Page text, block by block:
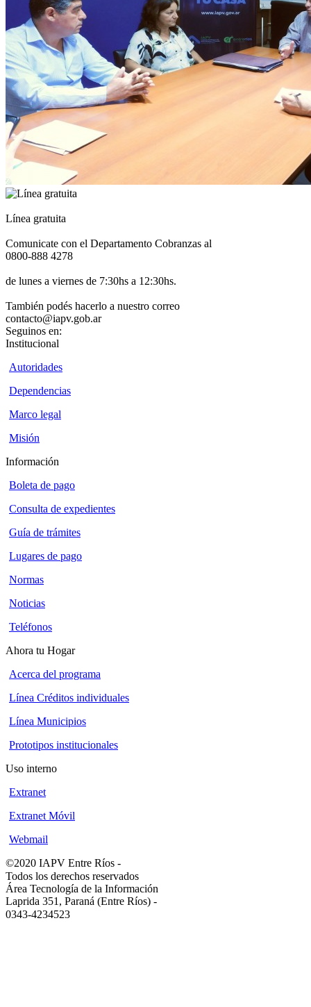
Línea gratuita
Comunicate con el Departamento Cobranzas al
0800-888 4278
de lunes a viernes de 7:30hs a 12:30hs.
También podés hacerlo a nuestro correo
contacto@iapv.gob.ar
Seguinos en:
Institucional
Autoridades
Dependencias
Marco legal
Misión
Información
Boleta de pago
Consulta de expedientes
Guía de trámites
Lugares de pago
Normas
Noticias
Teléfonos
Ahora tu Hogar
Acerca del programa
Línea Créditos individuales
Línea Municipios
Prototipos institucionales
Uso interno
Extranet
Extranet Móvil
Webmail
©2020 IAPV Entre Ríos -
Todos los derechos reservados
Área Tecnología de la Información
Laprida 351, Paraná (Entre Ríos) -
0343-4234523